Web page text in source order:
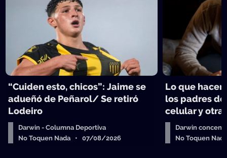
“Cuiden esto, chicos”: Jaime se
adueñó de Peñarol/ Se retiró
Lodeiro
Darwin - Columna Deportiva
No Toquen Nada • 07/08/2026
Lo que
los padres
celular y
Darwin
No Toquen